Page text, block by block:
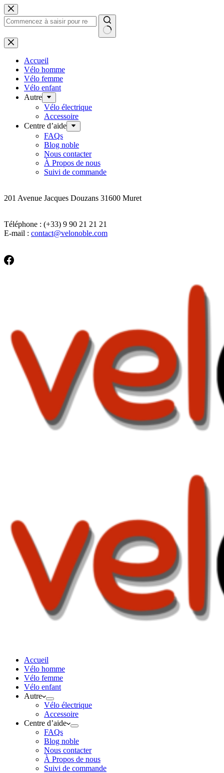
Passer
au
contenu
Aucun
résultat
Accueil
Vélo homme
Vélo femme
Vélo enfant
Autre
Vélo électrique
Accessoire
Centre d’aide
FAQs
Blog noble
Nous contacter
À Propos de nous
Suivi de commande
201 Avenue Jacques Douzans 31600 Muret
Téléphone : (+33) 9 90 21 21 21
E-mail : contact@velonoble.com
Accueil
Vélo homme
Vélo femme
Vélo enfant
Autre
Vélo électrique
Accessoire
Centre d’aide
FAQs
Blog noble
Nous contacter
À Propos de nous
Suivi de commande